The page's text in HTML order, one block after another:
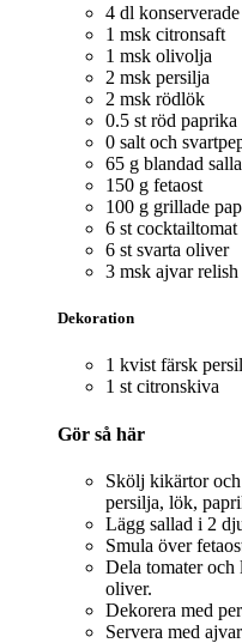
4 dl
1 msk citronsaft
1 msk olivolja
2 msk persilja
2 msk rödlök
0.5 st röd paprika
0 salt och
65 g blandad
150 g fetaost
100 g grillade
6 st cocktailtomat
6 st svarta oliver
3 msk ajvar relish
Dekoration
1 kvist färsk
1 st citronskiva
Gör så här
Skölj kikärtor
persilja, lök,
Lägg sallad i 2
Smula över
Dela tomater och
oliver.
Dekorera med
Servera med